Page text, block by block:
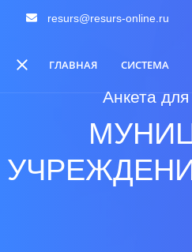
resurs@resurs-online.ru
ГЛАВНАЯ СИСТЕМА
Анкета